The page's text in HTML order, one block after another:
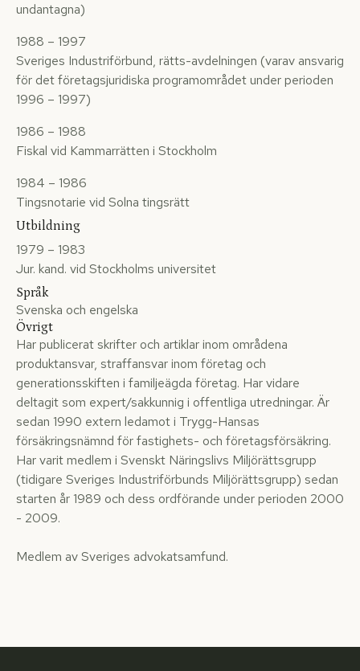
undantagna)
1988 – 1997
Sveriges Industriförbund, rätts-avdelningen (varav ansvarig
för det företagsjuridiska programområdet under perioden
1996 – 1997)
1986 – 1988
Fiskal vid Kammarrätten i Stockholm
1984 – 1986
Tingsnotarie vid Solna tingsrätt
Utbildning
1979 – 1983
Jur. kand. vid Stockholms universitet
Språk
Svenska och engelska
Övrigt
Har publicerat skrifter och artiklar inom områdena
produktansvar, straffansvar inom företag och
generationsskiften i familjeägda företag. Har vidare
deltagit som expert/sakkunnig i offentliga utredningar. Är
sedan 1990 extern ledamot i Trygg-Hansas
försäkringsnämnd för fastighets- och företagsförsäkring.
Har varit medlem i Svenskt Näringslivs Miljörättsgrupp
(tidigare Sveriges Industriförbunds Miljörättsgrupp) sedan
starten år 1989 och dess ordförande under perioden 2000
- 2009.
Medlem av Sveriges advokatsamfund.